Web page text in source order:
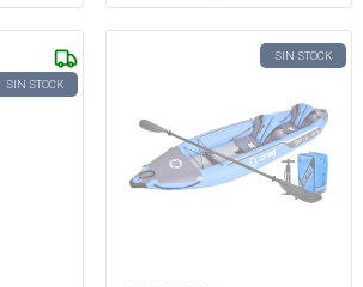
SIN STOCK
SIN STOCK